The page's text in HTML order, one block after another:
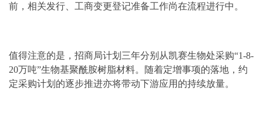
前，相关发行、工商变更登记准备工作尚在流程进行中。
值得注意的是，招商局计划三年分别从凯赛生物处采购“1-8-
20万吨”生物基聚酰胺树脂材料。随着定增事项的落地，约
定采购计划的逐步推进亦将带动下游应用的持续放量。